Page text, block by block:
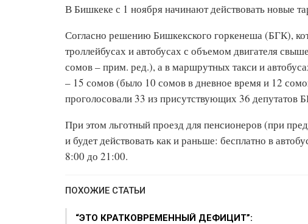
В Бишкеке с 1 ноября начинают действовать новые
Согласно решению Бишкекского горкенеша (БГК),
троллейбусах и автобусах с объемом двигателя
сомов – прим. ред.), а в маршрутных такси и
– 15 сомов (было 10 сомов в дневное время и 12
проголосовали 33 из присутствующих 36 депутатов
При этом льготный проезд для пенсионеров (при
и будет действовать как и раньше: бесплатно в
8:00 до 21:00.
ПОХОЖИЕ СТАТЬИ
“ЭТО КРАТКОВРЕМЕННЫЙ ДЕФИЦИТ”: